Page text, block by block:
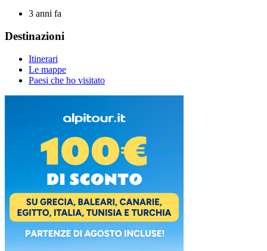
3 anni fa
Destinazioni
Itinerari
Le mappe
Paesi che ho visitato